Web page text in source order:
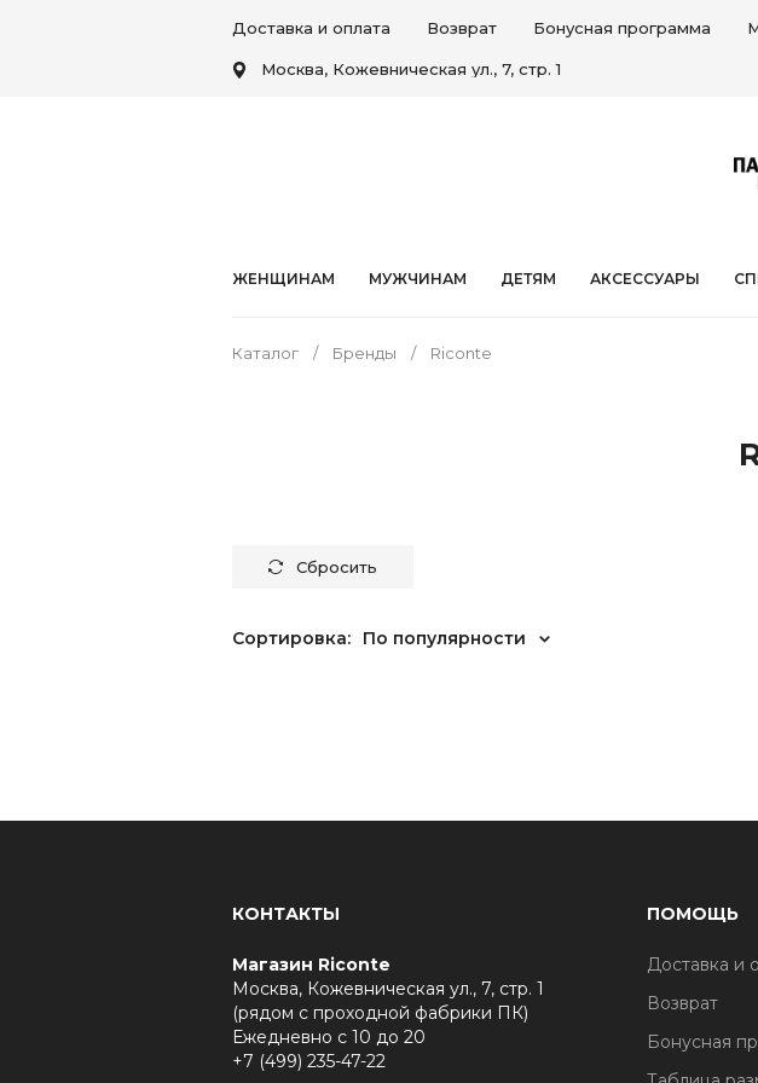
Доставка и оплата Возврат Бонусная программа
Москва, Кожевническая ул., 7, стр. 1
ЖЕНЩИНАМ МУЖЧИНАМ ДЕТЯМ АКСЕССУАРЫ
Каталог Бренды Riconte
Сбросить
Сортировка: По популярности
КОНТАКТЫ
Магазин Riconte
Москва, Кожевническая ул., 7, стр. 1
(рядом с проходной фабрики ПК)
Ежедневно с 10 до 20
+7 (499) 235-47-22
ПОМОЩЬ
Доставка и
Возврат
Бонусная